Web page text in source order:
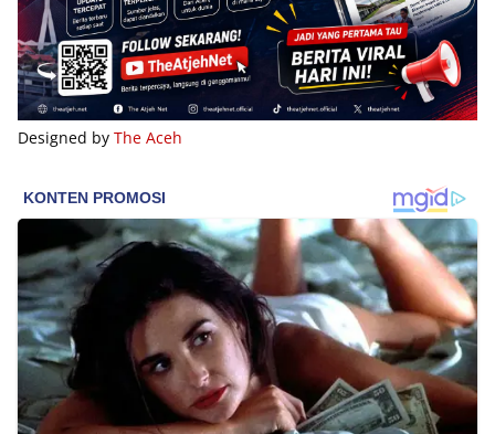
Designed by The Aceh